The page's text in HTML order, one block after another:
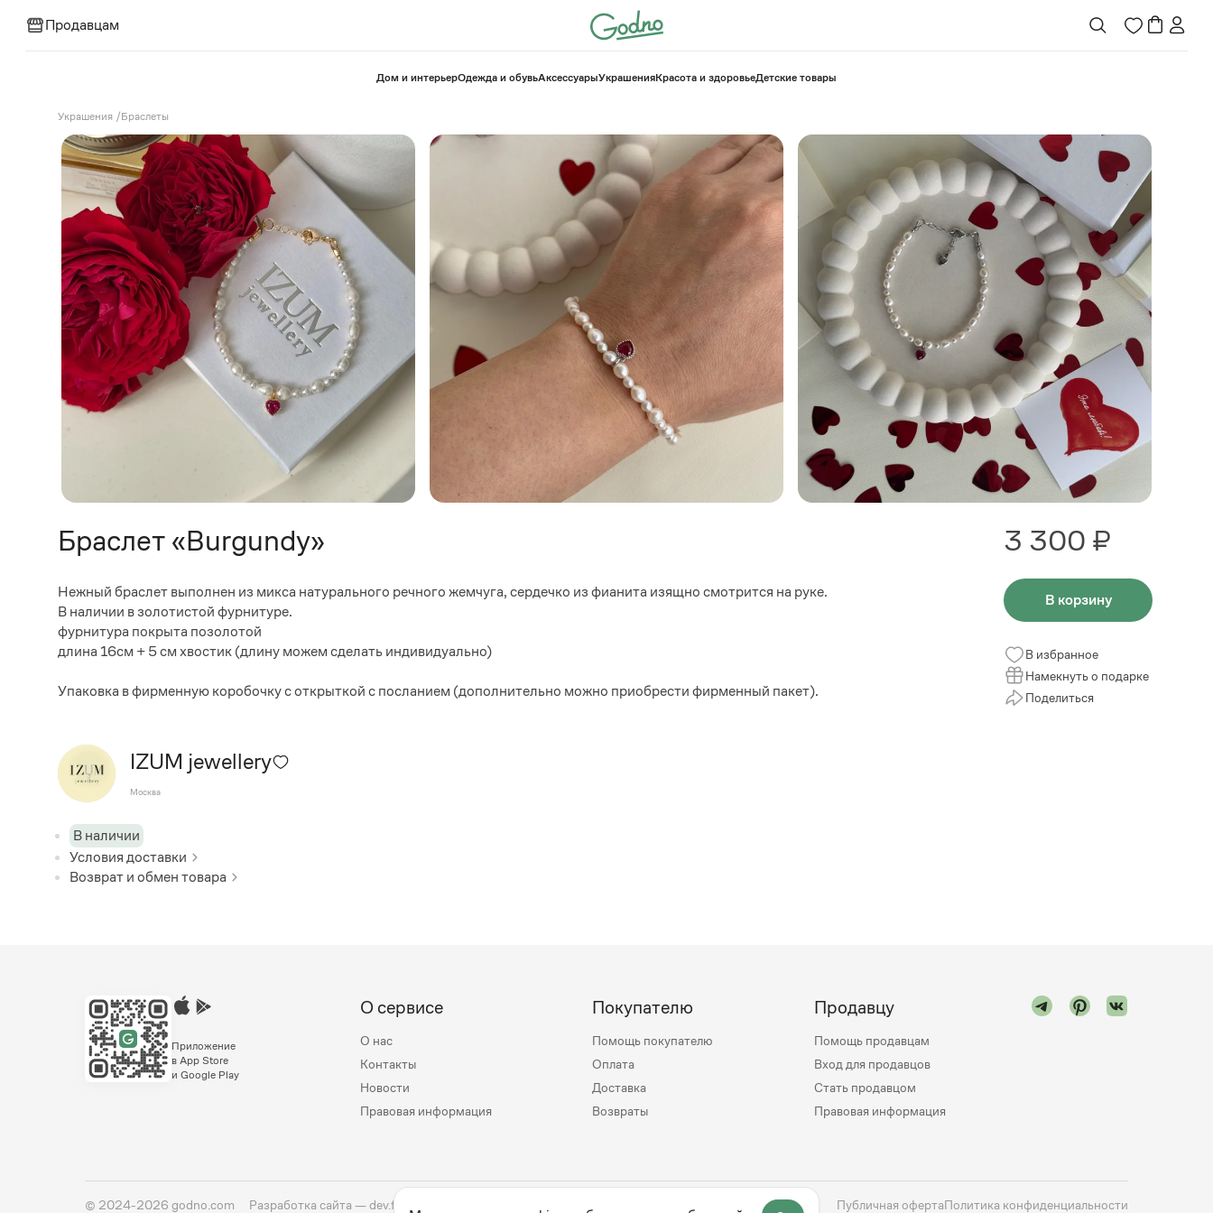
Продавцам
⁠Дом и интерьерОдежда и обувьАксессуарыУкрашенияКрасота и здоровье⁠Детские товары
Украшения /Браслеты
Браслет «Burgundy»
Нежный браслет выполнен из микса натурального речного жемчуга, сердечко из фианита изящно смотрится на руке.
В наличии в золотистой фурнитуре.
фурнитура покрыта позолотой
длина 16см + 5 см хвостик (длину можем сделать индивидуально)
Упаковка в фирменную коробочку с открыткой с посланием (дополнительно можно приобрести фирменный пакет).
IZUM jewellery
Москва
В наличии
Условия доставки
Возврат и обмен товара
3 300 ₽
В корзину
В избранное
Намекнуть о подарке
Поделиться
Приложение
в App Store
и Google Play
О сервисе
О нас
Контакты
Новости
Правовая информация
Покупателю
Помощь покупателю
Оплата
Доставка
Возвраты
Продавцу
Помощь продавцам
Вход для продавцов
Стать продавцом
Правовая информация
© 2024-2026 godno.com Разработка сайта —dev.family Публичная офертаПолитика конфиденциальности